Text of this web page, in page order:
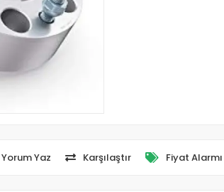
Yorum Yaz Karşılaştır Fiyat Alarmı